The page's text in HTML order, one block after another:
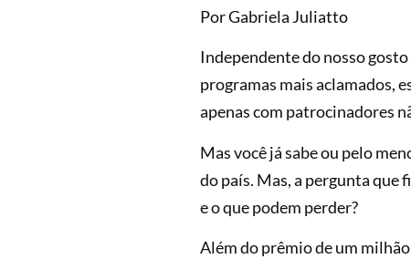
Por Gabriela Juliatto
Independente do nosso
programas mais aclamados,
apenas com patrocinadores
Mas você já sabe ou pelo
do país. Mas, a pergunta que
e o que podem perder?
Além do prêmio de um